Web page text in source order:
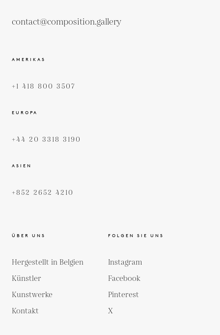
contact@composition.gallery
AMERIKAS
+1 418 800 3507
EUROPA
+44 20 3318 3190
ASIEN
+852 2652 4210
ÜBER UNS
Hergestellt in Belgien
Künstler
Kunstwerke
Kontakt
FOLGEN SIE UNS
Instagram
Facebook
Pinterest
X